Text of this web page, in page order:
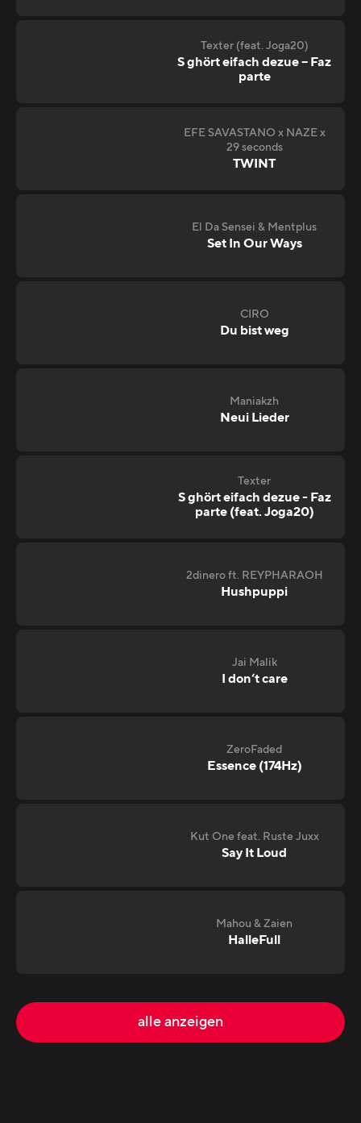
Texter (feat. Joga20)
S ghört eifach dezue – Faz
parte
EFE SAVASTANO x NAZE x
29 seconds
TWINT
El Da Sensei & Mentplus
Set In Our Ways
CIRO
Du bist weg
Maniakzh
Neui Lieder
Texter
S ghört eifach dezue - Faz
parte (feat. Joga20)
2dinero ft. REYPHARAOH
Hushpuppi
Jai Malik
I don‘t care
ZeroFaded
Essence (174Hz)
Kut One feat. Ruste Juxx
Say It Loud
Mahou & Zaien
HalleFull
alle anzeigen